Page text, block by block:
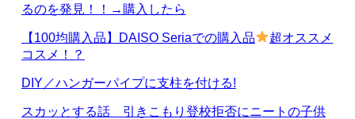
るのを発見！！→購入したら
【100均購入品】DAISO Seriaでの購入品
超オススメ
コスメ！？
DIY／ハンガーパイプに支柱を付ける!
スカッとする話 引きこもり登校拒否にニートの子供